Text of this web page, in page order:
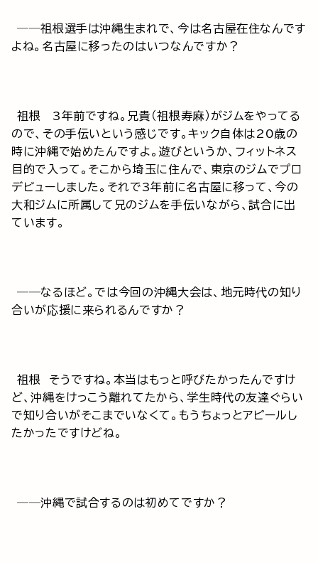
──祖根選手は沖縄生まれで、今は名古屋在住なんです
よね。名古屋に移ったのはいつなんですか？
祖根 3年前ですね。兄貴（祖根寿麻）がジムをやってる
ので、その手伝いという感じです。キック自体は20歳の
時に沖縄で始めたんですよ。遊びというか、フィットネス
目的で入って。そこから埼玉に住んで、東京のジムでプロ
デビューしました。それで3年前に名古屋に移って、今の
大和ジムに所属して兄のジムを手伝いながら、試合に出
ています。
──なるほど。では今回の沖縄大会は、地元時代の知り
合いが応援に来られるんですか？
祖根 そうですね。本当はもっと呼びたかったんですけ
ど、沖縄をけっこう離れてたから、学生時代の友達ぐらい
で知り合いがそこまでいなくて。もうちょっとアピールし
たかったですけどね。
──沖縄で試合するのは初めてですか？